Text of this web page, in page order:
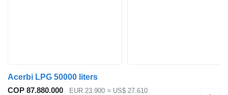
Acerbi LPG 50000 liters
COP 87.880.000
EUR 23.900 ≈ US$ 27.610